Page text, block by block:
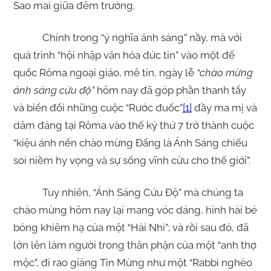
Sao mai giữa đêm trường.
Chính trong “ý nghĩa ánh sáng” nầy, mà với
quá trình “hội nhập văn hóa đức tin” vào một đế
quốc Rôma ngoại giáo, mê tín, ngày lễ “chào mừng
ánh sáng cứu độ”hôm nay đã góp phần thanh tẩy
và biến đổi những cuộc “Rước đuốc”[1] đầy ma mị và
dâm đảng tại Rôma vào thế kỷ thứ 7 trở thành cuộc
“kiệu ánh nến chào mừng Đấng là Ánh Sáng chiếu
soi niềm hy vọng và sự sống vĩnh cửu cho thế giới”.
Tuy nhiên, “Ánh Sáng Cứu Độ” mà chúng ta
chào mừng hôm nay lại mang vóc dáng, hình hài bé
bóng khiêm hạ của một “Hài Nhi”; và rồi sau đó, đã
lớn lên làm người trong thân phận của một “anh thợ
mộc”, đi rao giảng Tin Mừng như một “Rabbi nghèo